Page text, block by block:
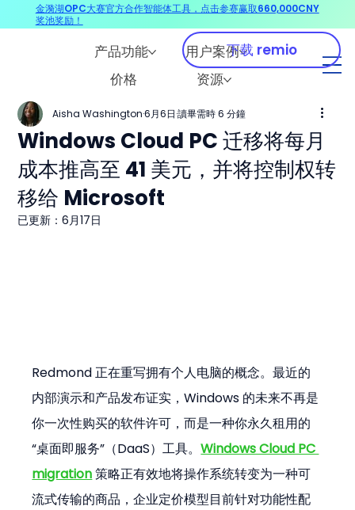
产品功能
用户案例
价格
资源
下载 remio
Windows Cloud PC 迁移将每月
成本推高至 41 美元，并将控制权转
移给 Microsoft
Aisha Washington 6月6日 讀畢需時 6 分鐘
已更新：6月17日
Redmond 正在重写拥有个人电脑的概念。最近的
内部演示和产品发布证实，Windows 的未来不再是
你一次性购买的软件许可，而是一种你永久租用的
“桌面即服务”（DaaS）工具。Windows Cloud PC
migration 策略正有效地将操作系统转变为一种可
流式传输的商品，企业定价模型目前针对功能性配
金漪湖OPC大赛官方合作智能体工具，点击参赛赢取660,000CNY
奖池奖励！